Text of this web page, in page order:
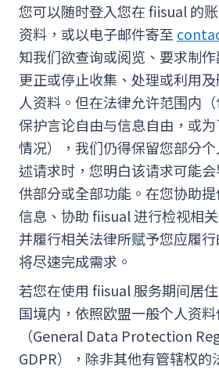
您可以随时登入您在 fiisual 的
资料，或以电子邮件寄至
知我们欲查询或阅览、要求制
更正或停止收集、处理或利用
人资料。但在法律允许范围内
保护言论自由与信息自由，或
情况），我们仍得保留您部分
述请求时，您明白该请求可能
供部分或全部功能。在您协助
信息、协助 fiisual 进行检视相
并履行相关法律所赋予您应履
将尽速完成需求。
若您在使用 fiisual 服务期间居
国境内，依照欧盟一般个人资
（General Data Protection
GDPR），除非其他有管辖权的